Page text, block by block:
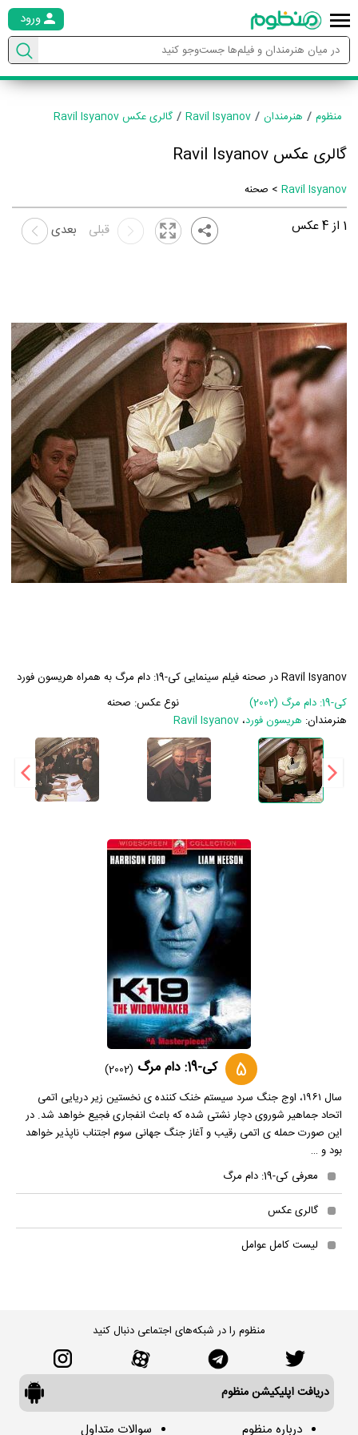
ورود
منظوم هنرمندان Ravil Isyanov گالری عکس Ravil Isyanov
گالری عکس Ravil Isyanov
Ravil Isyanov > صحنه
1 از4عکس بعدی قبلی
Ravil Isyanov در صحنه فیلم سینمایی کی-19: دام مرگ به همراه هریسون فورد
کی-19: دام مرگ (2002)
نوع عکس: صحنه
هنرمندان: هریسون فورد،Ravil Isyanov
5 کی-19: دام مرگ
(2002)
سال ۱۹۶۱، اوج جنگ سرد سیستم خنک کننده ی نخستین زیر دریایی اتمی
اتحاد جماهیر شوروی دچار نشتی شده که باعث انفجاری فجیع خواهد شد. در
این صورت حمله ی اتمی رقیب و آغاز جنگ جهانی سوم اجتناب ناپذیر خواهد
بود و …
معرفی کی-19: دام مرگ
گالری عکس
لیست کامل عوامل
منظوم را در شبکه‌های اجتماعی دنبال کنید
دریافت اپلیکیشن منظوم
درباره منظوم سوالات متداول